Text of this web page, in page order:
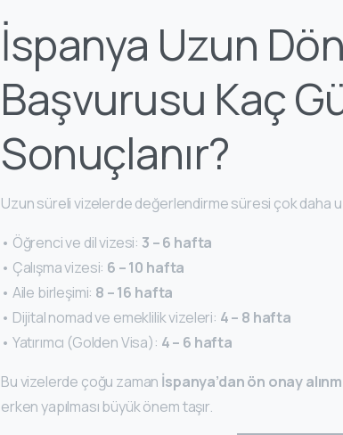
İspanya Uzun
Başvurusu Kaç
Sonuçlanır?
Uzun süreli vizelerde değerlendirme süresi çok daha
• Öğrenci ve dil vizesi: 3 – 6 hafta
• Çalışma vizesi: 6 – 10 hafta
• Aile birleşimi: 8 – 16 hafta
• Dijital nomad ve emeklilik vizeleri: 4 – 8 hafta
• Yatırımcı (Golden Visa): 4 – 6 hafta
Bu vizelerde çoğu zaman İspanya’dan ön onay
erken yapılması büyük önem taşır.